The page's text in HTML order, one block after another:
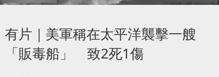
有片｜美軍稱在太平洋襲擊一艘
「販毒船」 致2死1傷